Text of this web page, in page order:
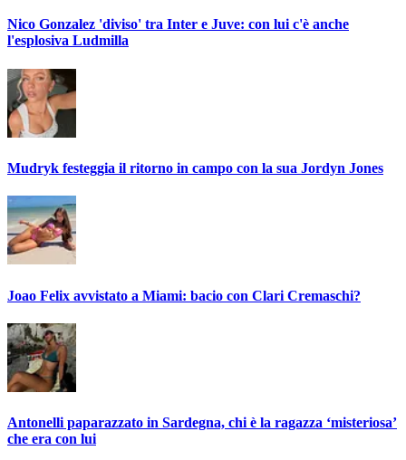
Nico Gonzalez 'diviso' tra Inter e Juve: con lui c'è anche
l'esplosiva Ludmilla
Mudryk festeggia il ritorno in campo con la sua Jordyn Jones
Joao Felix avvistato a Miami: bacio con Clari Cremaschi?
Antonelli paparazzato in Sardegna, chi è la ragazza ‘misteriosa’
che era con lui